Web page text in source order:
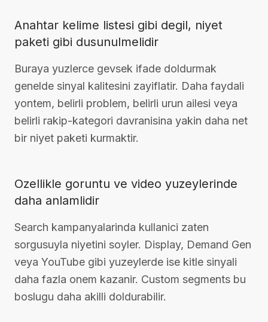
Anahtar kelime listesi gibi degil, niyet
paketi gibi dusunulmelidir
Buraya yuzlerce gevsek ifade doldurmak
genelde sinyal kalitesini zayiflatir. Daha faydali
yontem, belirli problem, belirli urun ailesi veya
belirli rakip-kategori davranisina yakin daha net
bir niyet paketi kurmaktir.
Ozellikle goruntu ve video yuzeylerinde
daha anlamlidir
Search kampanyalarinda kullanici zaten
sorgusuyla niyetini soyler. Display, Demand Gen
veya YouTube gibi yuzeylerde ise kitle sinyali
daha fazla onem kazanir. Custom segments bu
boslugu daha akilli doldurabilir.